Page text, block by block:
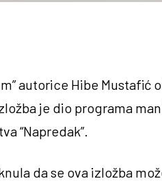
autorice Hibe
je dio programa
“Napredak”.
da se ova izložba